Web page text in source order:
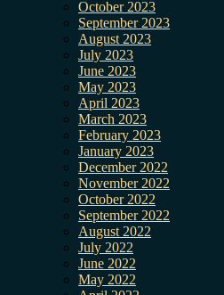
October 2023
September 2023
August 2023
July 2023
June 2023
May 2023
April 2023
March 2023
February 2023
January 2023
December 2022
November 2022
October 2022
September 2022
August 2022
July 2022
June 2022
May 2022